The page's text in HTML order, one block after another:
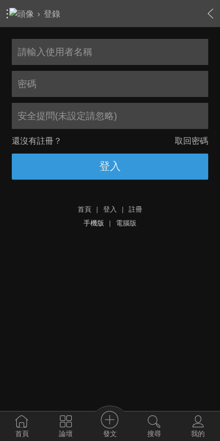
› 登錄
安全提問(未設定請忽略)
還沒有註冊？ 取回密碼
登入
首頁 | 登入 |
註冊
手機版
| 電腦版
首頁 論壇 發文 搜尋 我的